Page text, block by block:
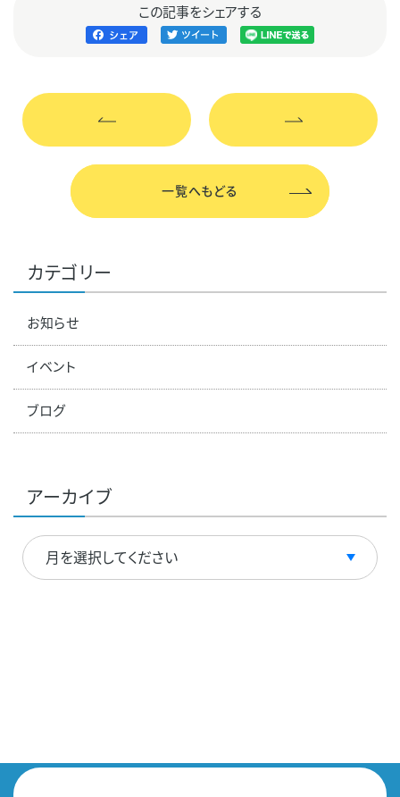
この記事をシェアする
一覧へもどる
カテゴリー
お知らせ
イベント
ブログ
アーカイブ